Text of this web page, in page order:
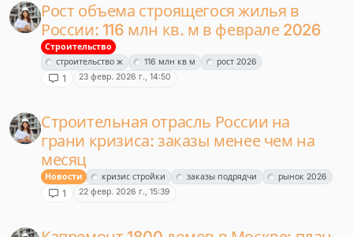
Рост объема строящегося жилья в
России: 116 млн кв. м в феврале 2026
Строительство
строительство ж
116 млн кв м рост 2026
1 23 февр. 2026 г., 14:50
Строительная отрасль России на
грани кризиса: заказы менее чем на
месяц
Новости кризис стройки заказы подрядчи рынок 2026
1 22 февр. 2026 г., 15:39